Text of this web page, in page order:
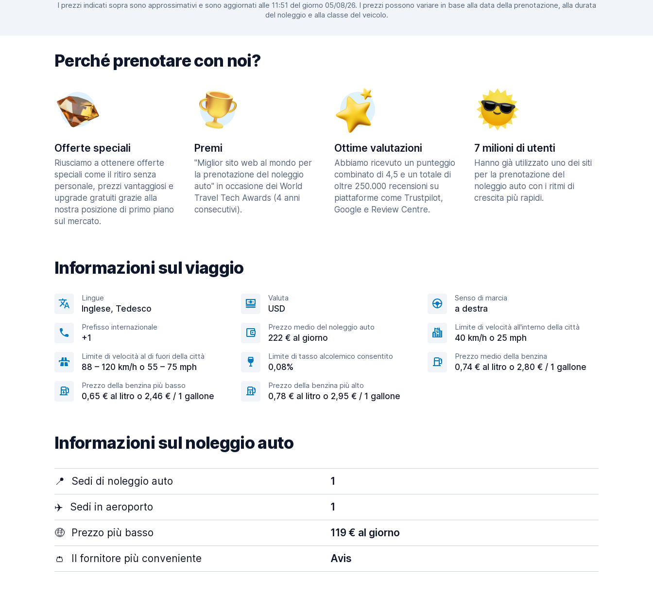
I prezzi indicati sopra sono approssimativi e sono aggiornati alle 11:51 del giorno 05/08/26. I prezzi possono variare in base alla data della prenotazione, alla durata
del noleggio e alla classe del veicolo.
Perché prenotare con noi?
Offerte speciali
Riusciamo a ottenere offerte
speciali come il ritiro senza
personale, prezzi vantaggiosi e
upgrade gratuiti grazie alla
nostra posizione di primo piano
sul mercato.
Premi
"Miglior sito web al mondo per
la prenotazione del noleggio
auto" in occasione dei World
Travel Tech Awards (4 anni
consecutivi).
Ottime valutazioni
Abbiamo ricevuto un punteggio
combinato di 4,5 e un totale di
oltre 250.000 recensioni su
piattaforme come Trustpilot,
Google e Review Centre.
7 milioni di utenti
Hanno già utilizzato uno dei siti
per la prenotazione del
noleggio auto con i ritmi di
crescita più rapidi.
Informazioni sul viaggio
Lingue
Inglese, Tedesco
Valuta
USD
Senso di marcia
a destra
Prefisso internazionale
+1
Prezzo medio del noleggio auto
222 € al giorno
Limite di velocità all'interno della città
40 km/h o 25 mph
Limite di velocità al di fuori della città
88 – 120 km/h o 55 – 75 mph
Limite di tasso alcolemico consentito
0,08%
Prezzo medio della benzina
0,74 € al litro o 2,80 € / 1 gallone
Prezzo della benzina più basso
0,65 € al litro o 2,46 € / 1 gallone
Prezzo della benzina più alto
0,78 € al litro o 2,95 € / 1 gallone
Informazioni sul noleggio auto
📍 Sedi di noleggio auto 1
✈️ Sedi in aeroporto 1
🤑 Prezzo più basso 119 € al giorno
👛 Il fornitore più conveniente Avis